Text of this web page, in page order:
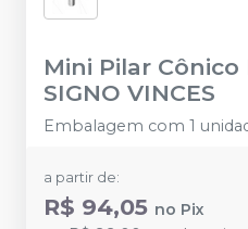
Mini Pilar Cônico
SIGNO VINCES
Embalagem com 1
a partir de:
R$ 94,05 no Pix